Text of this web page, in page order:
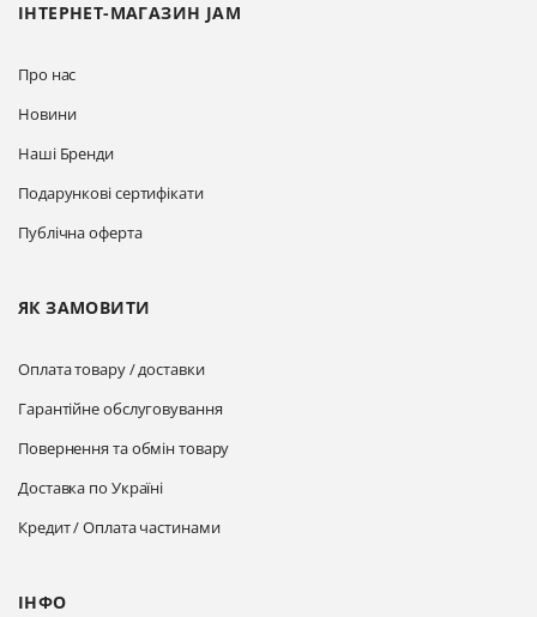
ІНТЕРНЕТ-МАГАЗИН JAM
Про нас
Новини
Наші Бренди
Подарункові сертифікати
Публічна оферта
ЯК ЗАМОВИТИ
Оплата товару / доставки
Гарантійне обслуговування
Повернення та обмін товару
Доставка по Україні
Кредит / Оплата частинами
ІНФО